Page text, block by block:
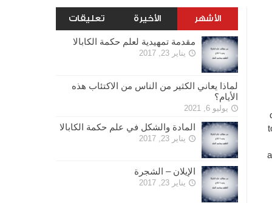
الأشهر الأخيرة تعليقات
مقدمة تمهيدية لعلم حكمة الكابالا
يناير 23, 2017
لماذا يعاني الكثير من الناس من الاكتئاب هذه
الأيام؟
يوليو 6, 2021
المادة والشكل في علم حكمة الكابالا
يناير 23, 2017
الإيلان – الشجرة
يناير 23, 2017